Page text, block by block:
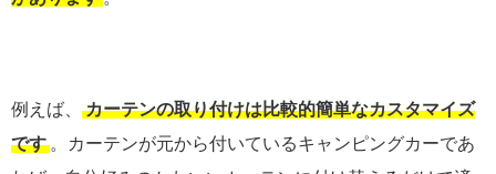
例えば、
カーテンの取り付けは比較的簡単なカスタマイズ
です 。カーテンが元から付いているキャンピングカーであ